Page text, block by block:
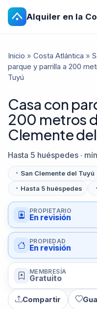
Alquiler en la
Inicio » Costa Atlántica »
parque y parrilla a 200
Tuyú
Casa con
200 metros
Clemente
Hasta 5 huéspedes ·
San Clemente del Tuyú
Hasta 5 huéspedes
PROPIETARIO
En revisión
PROPIEDAD
En revisión
MEMBRESÍA
Gratuito
Compartir